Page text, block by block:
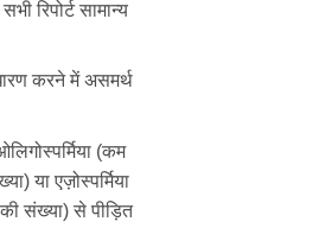
रिपोर्ट सामान्य
करने में असमर्थ
(कम
या एज़ोस्पर्मिया
संख्या) से पीड़ित